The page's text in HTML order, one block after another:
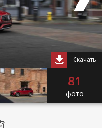
Скачать
81
фото